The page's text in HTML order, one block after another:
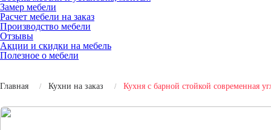
Замер мебели
Расчет мебели на заказ
Производство мебели
Отзывы
Акции и скидки на мебель
Полезное о мебели
Главная Кухни на заказ Кухня с барной стойкой современная